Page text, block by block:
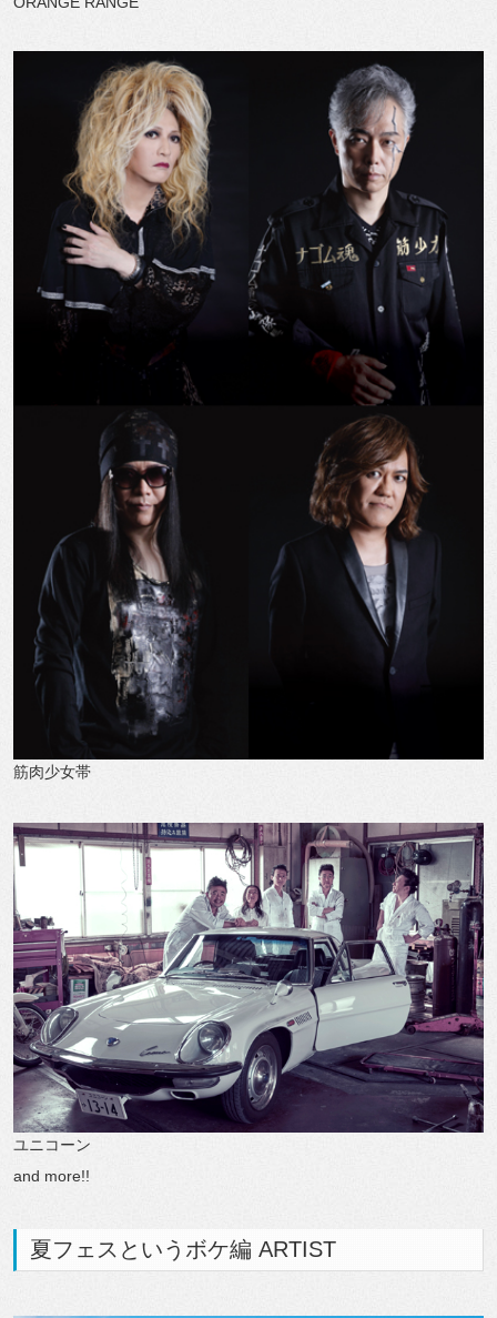
筋肉少女帯
ユニコーン
and more!!
夏フェスというボケ編 ARTIST